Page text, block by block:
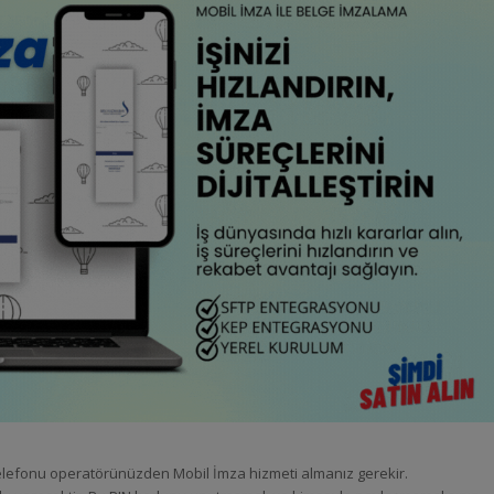
operatörünüzden Mobil İmza hizmeti almanız gerekir.